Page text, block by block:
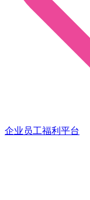
企业员工福利平台